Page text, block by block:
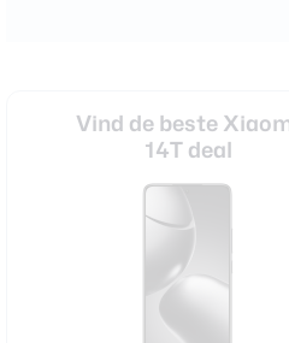
Vind de beste
14T deal